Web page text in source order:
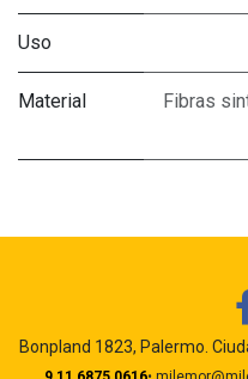
Uso
Material
Fibras
Bonpland 1823, Palermo.